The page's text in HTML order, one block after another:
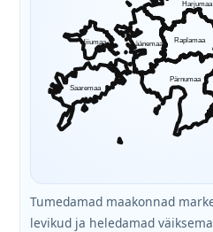
Hiiumaa
Saaremaa
Pärnumaa
Läänemaa Raplamaa
Harjumaa
Tumedamad maakonnad
levikud ja heledamad